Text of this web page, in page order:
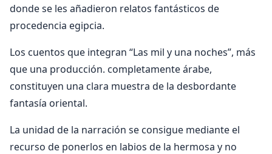
donde se les añadieron relatos fantásticos de
procedencia egipcia.
Los cuentos que integran “Las mil y una noches”, más
que una producción. completamente árabe,
constituyen una clara muestra de la desbordante
fantasía oriental.
La unidad de la narración se consigue mediante el
recurso de ponerlos en labios de la hermosa y no